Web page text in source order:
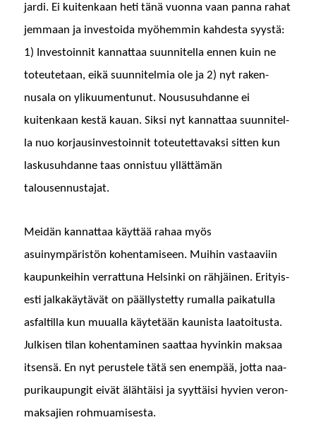
jar­di. Ei kuitenkaan heti tänä vuon­na vaan pan­na rahat
jem­maan ja investoi­da myöhem­min kahdes­ta syys­tä:
1) Investoin­nit kan­nat­taa suun­nitel­la ennen kuin ne
toteutetaan, eikä suun­nitelmia ole ja 2) nyt raken­
nusala on yliku­umen­tunut. Noususuh­danne ei
kuitenkaan kestä kauan. Sik­si nyt kan­nat­taa suun­nitel­
la nuo kor­jaus­in­vestoin­nit toteutet­tavak­si sit­ten kun
laskusuh­danne taas onnis­tuu yllät­tämän
talousennustajat.
Mei­dän kan­nat­taa käyt­tää rahaa myös
asuinympäristön kohen­tamiseen. Mui­hin vas­taavi­in
kaupunkei­hin ver­rat­tuna Helsin­ki on rähjäi­nen. Eri­tyis­
es­ti jalka­käytävät on päällystet­ty rumal­la paikat­ul­la
asfaltil­la kun muual­la käytetään kau­nista laa­toi­tus­ta.
Julkisen tilan kohen­t­a­mi­nen saat­taa hyvinkin mak­saa
itsen­sä. En nyt perustele tätä sen enem­pää, jot­ta naa­
purikaupun­git eivät älähtäisi ja syyt­täisi hyvien veron­
mak­sajien rohmuamisesta.